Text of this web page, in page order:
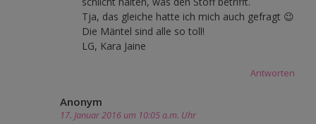
Tja, das gleiche hatte ich mich auch gefragt 😉
Die Mäntel sind alle so toll!
LG, Kara Jaine
Antworten
Anonym
17. Januar 2016 um 10:05 a.m. Uhr